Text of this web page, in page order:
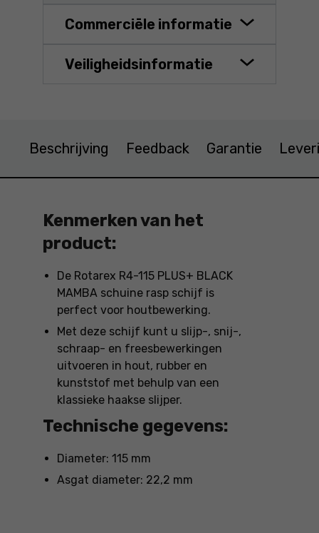
Commerciële informatie
Veiligheidsinformatie
Beschrijving Feedback Garantie
Kenmerken van het
product:
De Rotarex R4-115 PLUS+ BLACK
MAMBA schuine rasp schijf is
perfect voor houtbewerking.
Met deze schijf kunt u slijp-, snij-,
schraap- en freesbewerkingen
uitvoeren in hout, rubber en
kunststof met behulp van een
klassieke haakse slijper.
Technische gegevens:
Diameter: 115 mm
Asgat diameter: 22,2 mm